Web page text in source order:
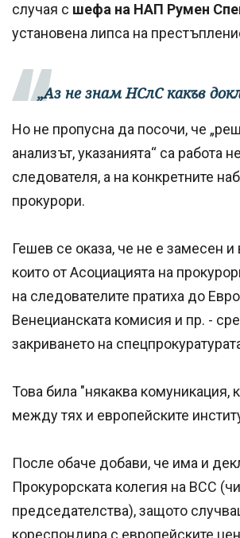
случая с шефа на НАП Румен
установена липса на
„Аз не знам НСлС какъв
Но не пропусна да посочи, че
анализът, указанията“ са работа
следователя, а на конкретните
прокурори.
Гешев се оказа, че не е замесен и
които от Асоциацията на
на следователите пратиха до
Венецианската комисия и пр. -
закриването на
Това била "някаква комуникация,
между тях и европейските
После обаче добави, че има и
Прокурорската колегия на ВСС
председателства), защото